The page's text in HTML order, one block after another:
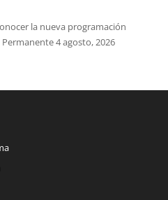
la nueva programación
Permanente4 agosto, 2026